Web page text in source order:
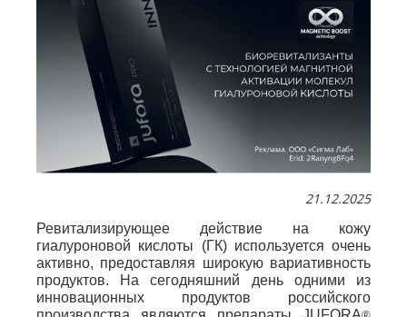
21.12.2025
Ревитализирующее действие на кожу
гиалуроновой кислоты (ГК) используется очень
активно, предоставляя широкую вариативность
продуктов. На сегодняшний день одними из
инновационных продуктов российского